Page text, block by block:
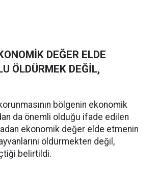
DEĞER ELDE
ÖLDÜRMEK DEĞİL,
bölgenin ekonomik
da önemli olduğu ifade edilen
ekonomik değer elde etmenin
öldürmekten değil,
belirtildi.